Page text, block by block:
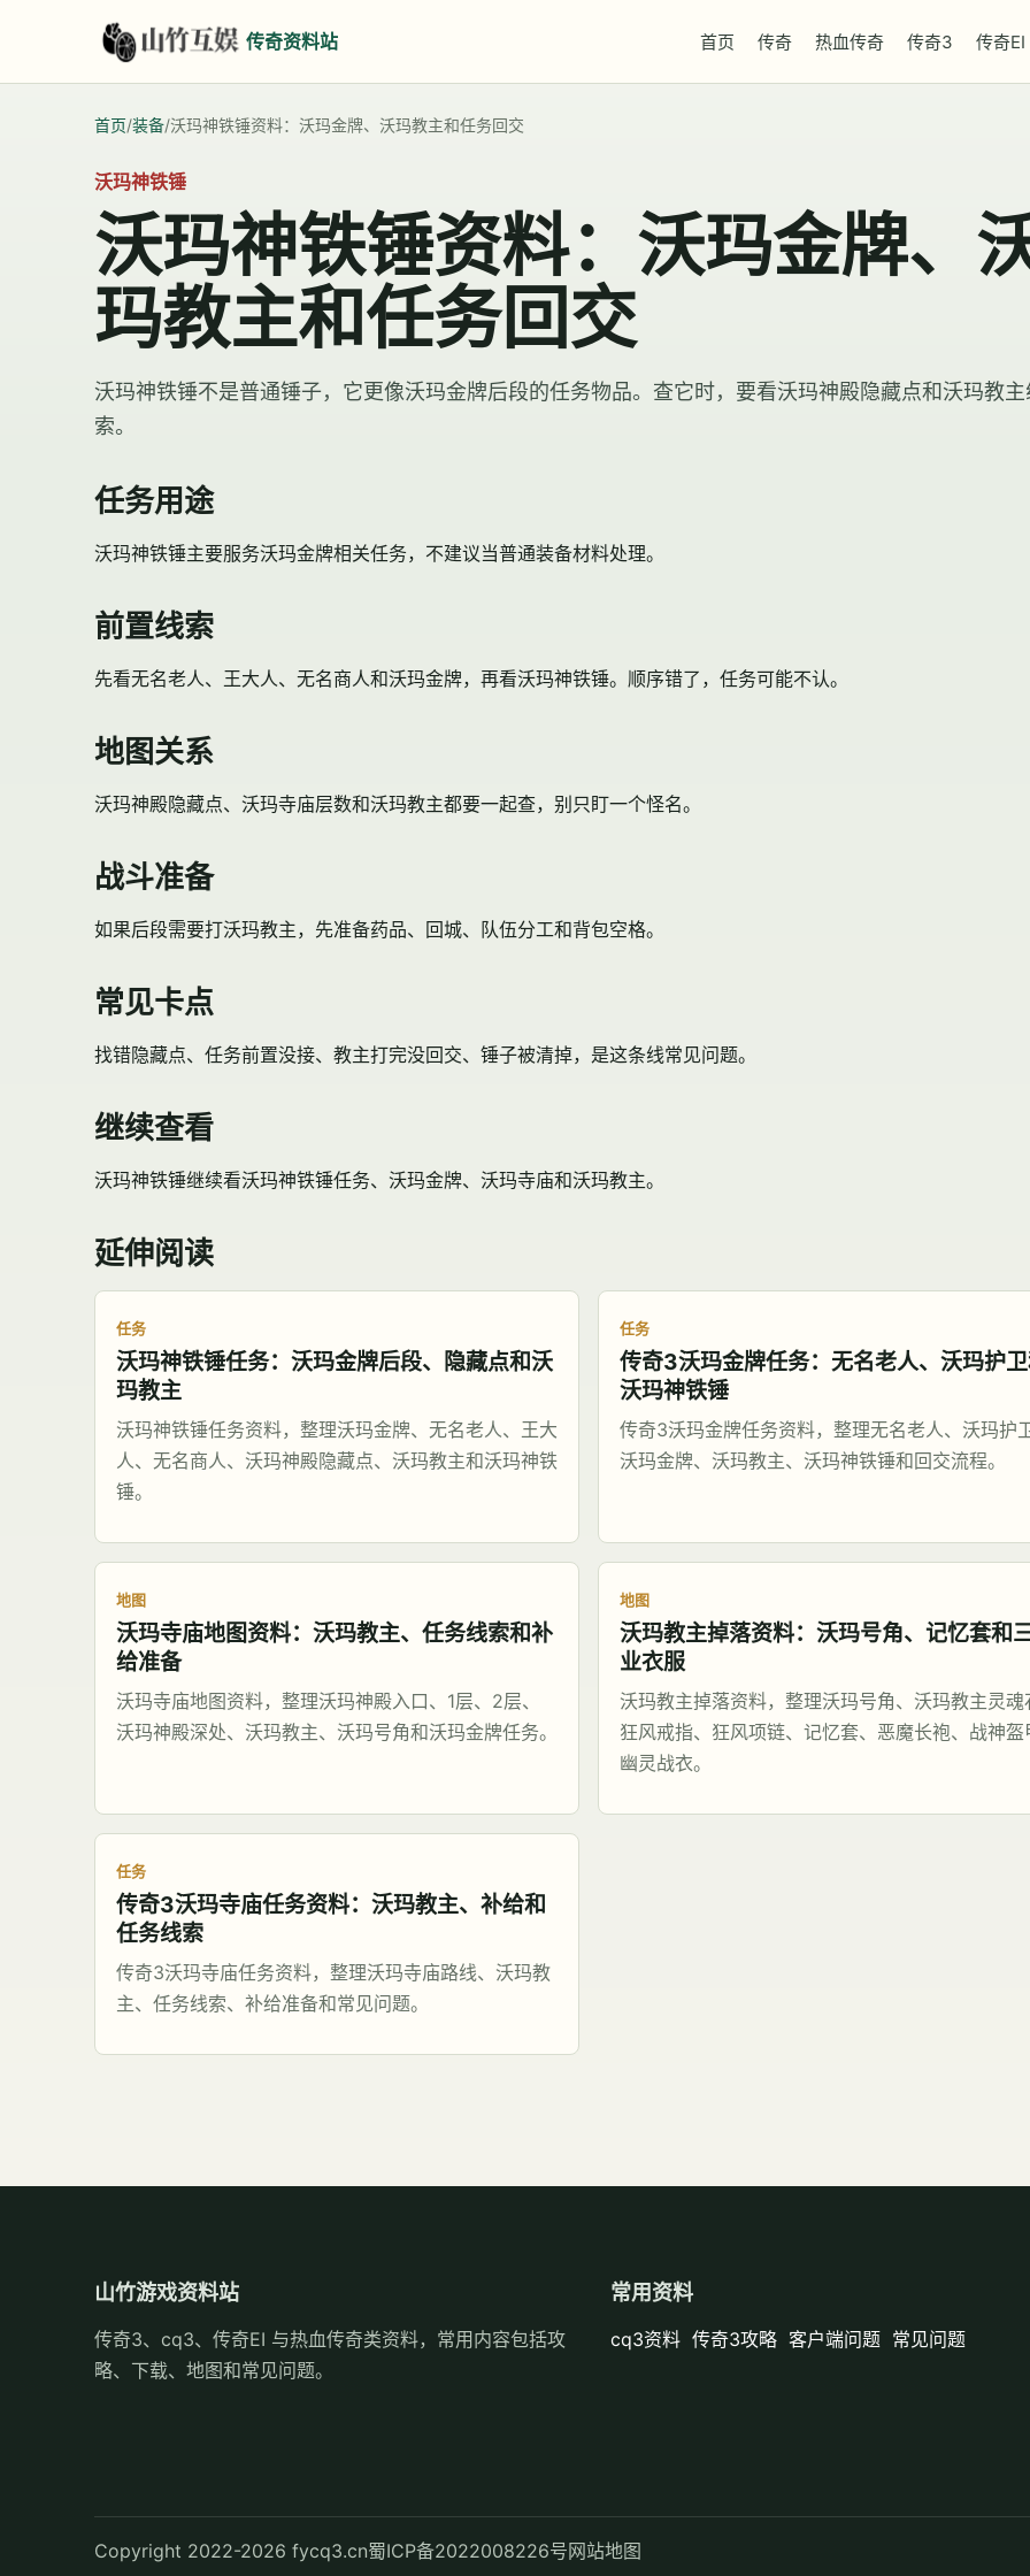
传奇资料站 首页 传奇 热血传奇 传奇3 传奇EI
首页/装备/沃玛神铁锤资料：沃玛金牌、沃玛教主和任务回交
沃玛神铁锤
沃玛神铁锤资料：沃玛金牌、
玛教主和任务回交
沃玛神铁锤不是普通锤子，它更像沃玛金牌后段的任务物品。查它时，要看沃玛神殿隐藏点和沃玛教主
索。
任务用途
沃玛神铁锤主要服务沃玛金牌相关任务，不建议当普通装备材料处理。
前置线索
先看无名老人、王大人、无名商人和沃玛金牌，再看沃玛神铁锤。顺序错了，任务可能不认。
地图关系
沃玛神殿隐藏点、沃玛寺庙层数和沃玛教主都要一起查，别只盯一个怪名。
战斗准备
如果后段需要打沃玛教主，先准备药品、回城、队伍分工和背包空格。
常见卡点
找错隐藏点、任务前置没接、教主打完没回交、锤子被清掉，是这条线常见问题。
继续查看
沃玛神铁锤继续看沃玛神铁锤任务、沃玛金牌、沃玛寺庙和沃玛教主。
延伸阅读
任务
沃玛神铁锤任务：沃玛金牌后段、隐藏点和沃
玛教主
沃玛神铁锤任务资料，整理沃玛金牌、无名老人、王大
人、无名商人、沃玛神殿隐藏点、沃玛教主和沃玛神铁
锤。
任务
传奇3沃玛金牌任务：无名老人、沃玛护
沃玛神铁锤
传奇3沃玛金牌任务资料，整理无名老人、沃玛护
沃玛金牌、沃玛教主、沃玛神铁锤和回交流程。
地图
沃玛寺庙地图资料：沃玛教主、任务线索和补
给准备
沃玛寺庙地图资料，整理沃玛神殿入口、1层、2层、
沃玛神殿深处、沃玛教主、沃玛号角和沃玛金牌任务。
地图
沃玛教主掉落资料：沃玛号角、记忆套和
业衣服
沃玛教主掉落资料，整理沃玛号角、沃玛教主灵魂
狂风戒指、狂风项链、记忆套、恶魔长袍、战神盔
幽灵战衣。
任务
传奇3沃玛寺庙任务资料：沃玛教主、补给和
任务线索
传奇3沃玛寺庙任务资料，整理沃玛寺庙路线、沃玛教
主、任务线索、补给准备和常见问题。
山竹游戏资料站
传奇3、cq3、传奇EI 与热血传奇类资料，常用内容包括攻
略、下载、地图和常见问题。
常用资料
cq3资料 传奇3攻略 客户端问题 常见问题
Copyright 2022-2026 fycq3.cn蜀ICP备2022008226号网站地图